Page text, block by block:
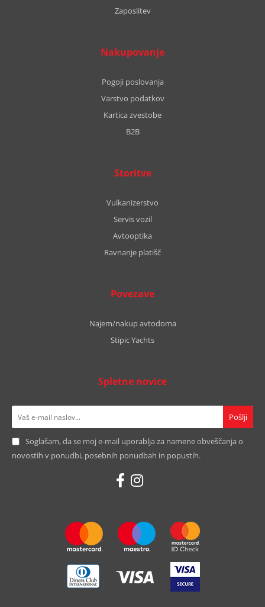
Zaposlitev
Nakupovanje
Pogoji poslovanja
Varstvo podatkov
Kartica zvestobe
B2B
Storitve
Vulkanizerstvo
Servis vozil
Avtooptika
Ravnanje platišč
Povezave
Najem/nakup avtodoma
Stipic Yachts
Spletne novice
Soglašam, da se moj e-mail uporablja za namene obveščanja o
novostih v ponudbi, posebnih ponudbah in popustih.